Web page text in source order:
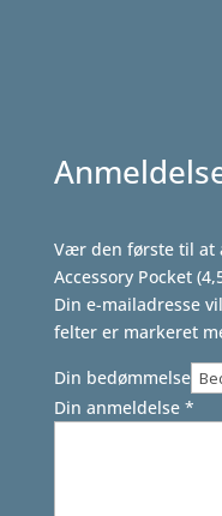
Vær den første til at
Accessory Pocket
Din e-mailadresse
felter er markeret
Din bedømmelse
Din anmeldelse *